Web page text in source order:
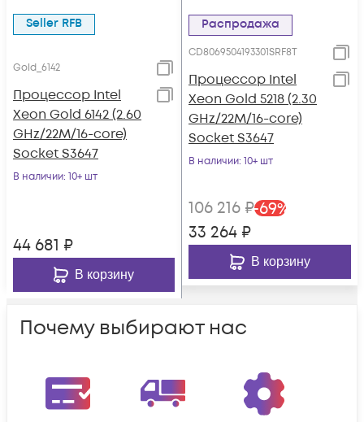
Seller RFB
Gold_6142
Процессор Intel
Xeon Gold 6142 (2.60
GHz/22M/16-core)
Socket S3647
В наличии: 10+ шт
44 681 ₽
В корзину
Распродажа
CD8069504193301SRF8T
Процессор Intel
Xeon Gold 5218 (2.30
GHz/22M/16-core)
Socket S3647
В наличии: 10+ шт
106 216 ₽-69%
33 264 ₽
В корзину
Почему выбирают нас